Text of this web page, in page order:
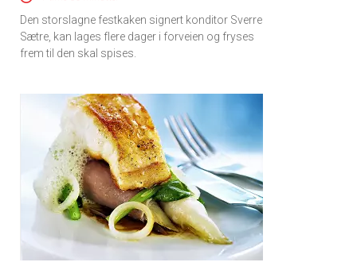
Den storslagne festkaken signert konditor Sverre
Sætre, kan lages flere dager i forveien og fryses
frem til den skal spises.